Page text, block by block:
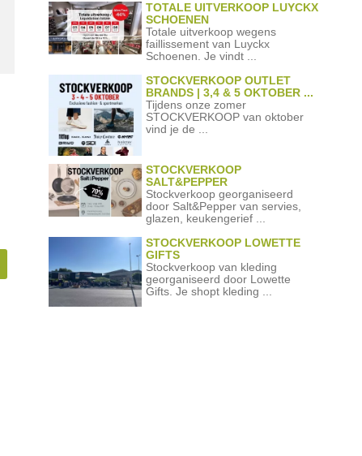
TOTALE UITVERKOOP LUYCKX
SCHOENEN
Totale uitverkoop wegens
faillissement van Luyckx
Schoenen. Je vindt ...
STOCKVERKOOP OUTLET
BRANDS | 3,4 & 5 OKTOBER ...
Tijdens onze zomer
STOCKVERKOOP van oktober
vind je de ...
STOCKVERKOOP
SALT&PEPPER
Stockverkoop georganiseerd
door Salt&Pepper van servies,
glazen, keukengerief ...
STOCKVERKOOP LOWETTE
GIFTS
Stockverkoop van kleding
georganiseerd door Lowette
Gifts. Je shopt kleding ...